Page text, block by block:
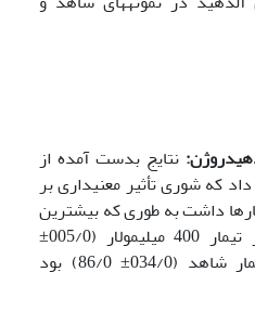
نتایج بدست آمده از
که شوری تأثیر معنی­داری بر
داشت به طوری که بیشترین
میزان پراکسیدهیدروژن در تیمار 400 میلی­مولار (005/0±
23/2) و کمترین آن در تیمار شاهد (034/0± 86/0) بود